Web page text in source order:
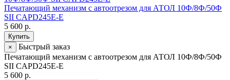
Печатающий механизм с автоотрезом для АТОЛ 10Ф/8Ф/50Ф
SII CAPD245E-E
5 600 р.
Купить
×
Быстрый заказ
Печатающий механизм с автоотрезом для АТОЛ 10Ф/8Ф/50Ф
SII CAPD245E-E
5 600 р.